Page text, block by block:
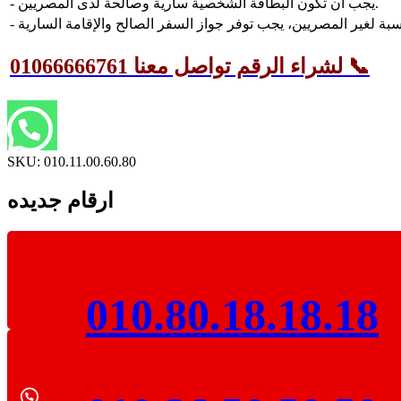
- يجب أن تكون البطاقة الشخصية سارية وصالحة لدى المصريين.
لشراء الرقم تواصل معنا 01066666761 📞
SKU: 010.11.00.60.80
ارقام جديده
010.80.18.18.18